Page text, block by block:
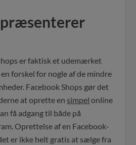
er faktisk et udemærket
forskel for nogle af de mindre
Facebook Shops gør det
at oprette en simpel online
få adgang til både på
Oprettelse af en Facebook-
er ikke helt gratis at sælge fra